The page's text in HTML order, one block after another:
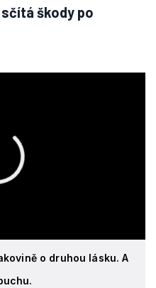
sčítá škody po
o druhou lásku. A